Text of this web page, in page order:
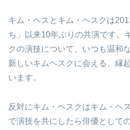
キム・ヘスとキム・ヘスクは
ち」以来10年ぶりの共演です。
クの演技について、いつも温和
新しいキムヘスクに会える、縁
います。
反対にキム・ヘスクはキム・ヘ
で演技を共にしたら俳優として